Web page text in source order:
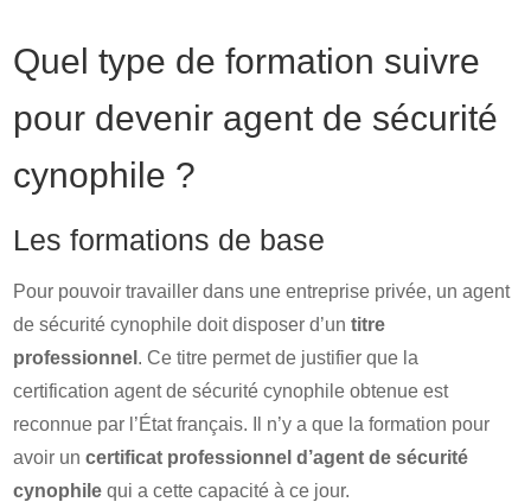
Quel type de formation suivre
pour devenir agent de sécurité
cynophile ?
Les formations de base
Pour pouvoir travailler dans une entreprise privée, un agent
de sécurité cynophile doit disposer d’untitre
professionnel . Ce titre permet de justifier que la
certification agent de sécurité cynophile obtenue est
reconnue par l’État français. Il n’y a que la formation pour
avoir uncertificat professionnel d’agent de sécurité
cynophilequi a cette capacité à ce jour.